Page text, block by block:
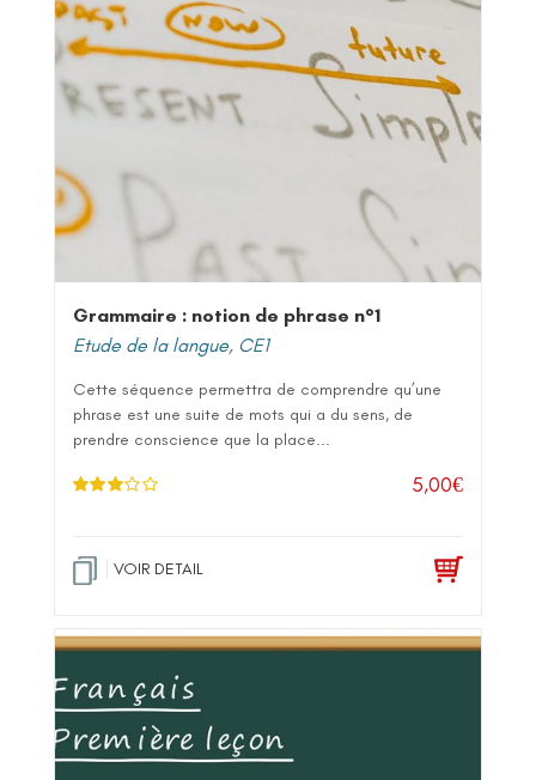
Grammaire : notion de phrase n°1
Etude de la langue, CE1
Cette séquence permettra de comprendre qu’une
phrase est une suite de mots qui a du sens, de
prendre conscience que la place...
5,00€
VOIR DETAIL